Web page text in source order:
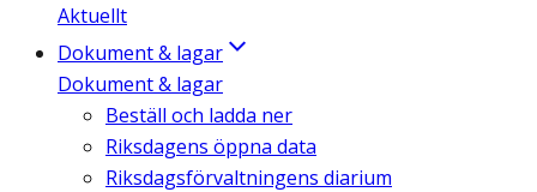
Aktuellt
Dokument & lagar
Dokument & lagar
Beställ och ladda ner
Riksdagens öppna data
Riksdagsförvaltningens diarium